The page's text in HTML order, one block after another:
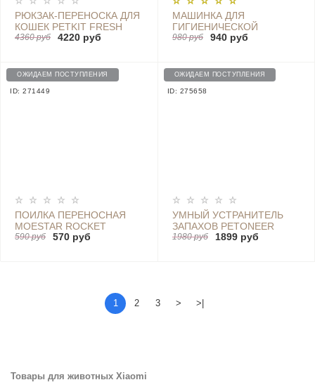
РЮКЗАК-ПЕРЕНОСКА ДЛЯ
КОШЕК PETKIT FRESH
WIND CAT BACKPACK -
4360 руб 4220 руб
МАШИНКА ДЛЯ
ГИГИЕНИЧЕСКОЙ
СТРИЖКИ ЖИВОТНЫХ
980 руб 940 руб
ОЖИДАЕМ ПОСТУПЛЕНИЯ
ID: 271449
ПОИЛКА ПЕРЕНОСНАЯ
MOESTAR ROCKET
ACCOMPANYING CUP PET
590 руб 570 руб
ОЖИДАЕМ ПОСТУПЛЕНИЯ
ID: 275658
УМНЫЙ УСТРАНИТЕЛЬ
ЗАПАХОВ PETONEER
ODOR ELIMINATOR PRO
1980 руб 1899 руб
1 2 3 > >|
Товары для животных Xiaomi